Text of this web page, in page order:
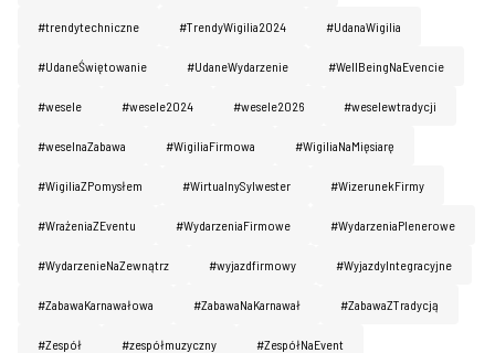
#trendytechniczne #TrendyWigilia2024 #UdanaWigilia
#UdaneŚwiętowanie #UdaneWydarzenie #WellBeingNaEvencie
#wesele #wesele2024 #wesele2026 #weselewtradycji
#weselnaZabawa #WigiliaFirmowa #WigiliaNaMięsiarę
#WigiliaZPomysłem #WirtualnySylwester #WizerunekFirmy
#WrażeniaZEventu #WydarzeniaFirmowe #WydarzeniaPlenerowe
#WydarzenieNaZewnątrz #wyjazdfirmowy #WyjazdyIntegracyjne
#ZabawaKarnawałowa #ZabawaNaKarnawał #ZabawaZTradycją
#Zespół #zespółmuzyczny #ZespółNaEvent